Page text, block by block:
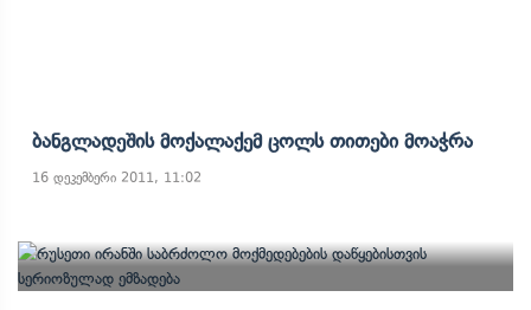
Ბანგლადეშის Მოქალაქემ Ცოლს Თითები Მოაჭრა
16 დეკემბერი 2011, 11:02